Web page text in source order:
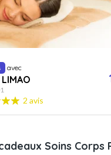
avec
2 avis
Soins Corps